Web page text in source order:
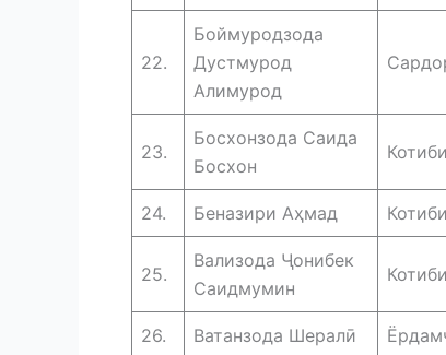
22.
Боймуродзода
Дустмурод
Алимурод
23.
Босхонзода Саида
Босхон
24. Беназири Аҳмад
25.
Вализода Ҷонибек
Саидмумин
26. Ватанзода Шералӣ